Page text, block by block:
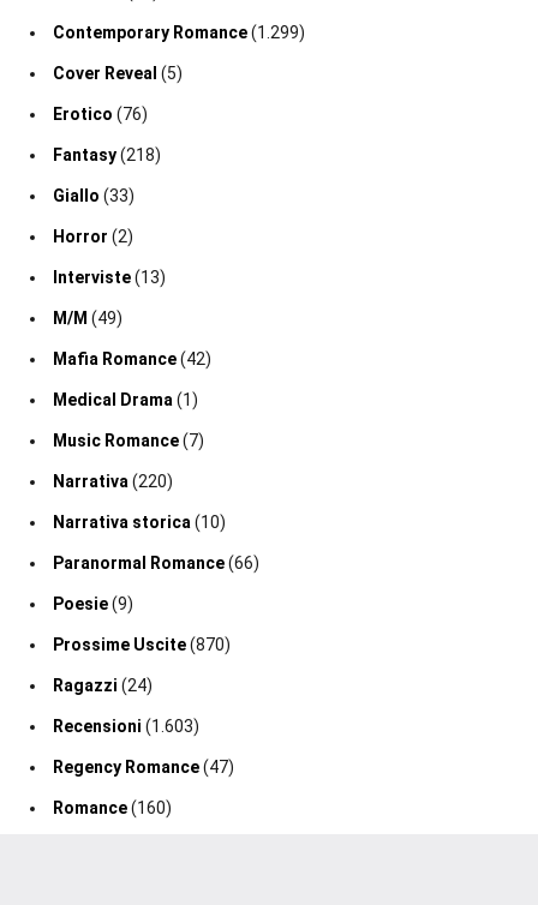
Contemporary Romance(1.299)
Cover Reveal (5)
Erotico (76)
Fantasy(218)
Giallo (33)
Horror (2)
Interviste(13)
M/M (49)
Mafia Romance(42)
Medical Drama(1)
Music Romance(7)
Narrativa(220)
Narrativa storica(10)
Paranormal Romance(66)
Poesie(9)
Prossime Uscite(870)
Ragazzi (24)
Recensioni (1.603)
Regency Romance(47)
Romance(160)